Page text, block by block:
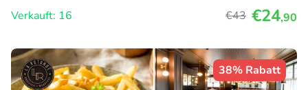
Verkauft: 16
€43 €24,90
38% Rabatt